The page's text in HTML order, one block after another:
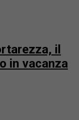
il
in vacanza